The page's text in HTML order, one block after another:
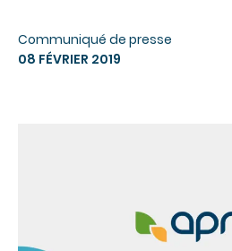
Communiqué de presse
08 FÉVRIER 2019